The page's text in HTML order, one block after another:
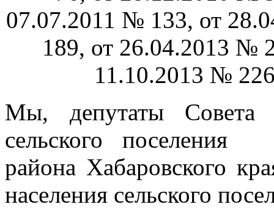
07.07.2011 № 133, от
189, от 26.04.2013 №
11.10.2013 №
Мы, депутаты Совета
сельского поселения
района Хабаровского
населения сельского